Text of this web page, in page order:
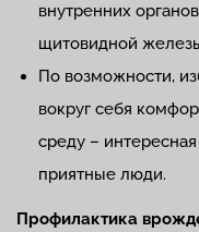
внутренних
щитовидной
По возможности,
вокруг себя
среду –
приятные люди.
Профилактика